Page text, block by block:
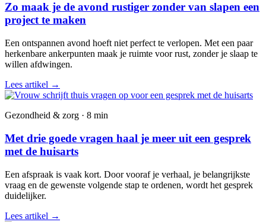
Zo maak je de avond rustiger zonder van slapen een
project te maken
Een ontspannen avond hoeft niet perfect te verlopen. Met een paar
herkenbare ankerpunten maak je ruimte voor rust, zonder je slaap te
willen afdwingen.
Lees artikel →
Gezondheid & zorg · 8 min
Met drie goede vragen haal je meer uit een gesprek
met de huisarts
Een afspraak is vaak kort. Door vooraf je verhaal, je belangrijkste
vraag en de gewenste volgende stap te ordenen, wordt het gesprek
duidelijker.
Lees artikel →